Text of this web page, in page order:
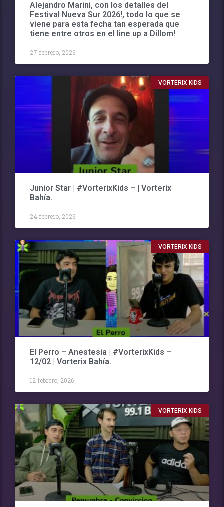
Alejandro Marini, con los detalles del
Festival Nueva Sur 2026!, todo lo que se
viene para esta fecha tan esperada que
tiene entre otros en el line up a Dillom!
27 febrero, 2026
VORTERIX KIDS
Junior Star | #VorterixKids – | Vorterix
Bahía.
24 febrero, 2026
VORTERIX KIDS
El Perro – Anestesia | #VorterixKids –
12/02 | Vorterix Bahía.
12 febrero, 2026
VORTERIX KIDS